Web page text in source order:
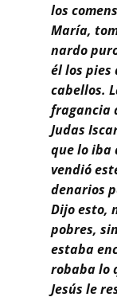
los
María,
nardo
él los pies
cabellos.
fragancia
Judas
que lo iba
vendió
denarios
Dijo esto,
pobres,
estaba
robaba lo
Jesús le